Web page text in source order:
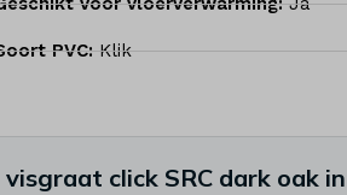
PVC:Klik
click SRC dark oak in